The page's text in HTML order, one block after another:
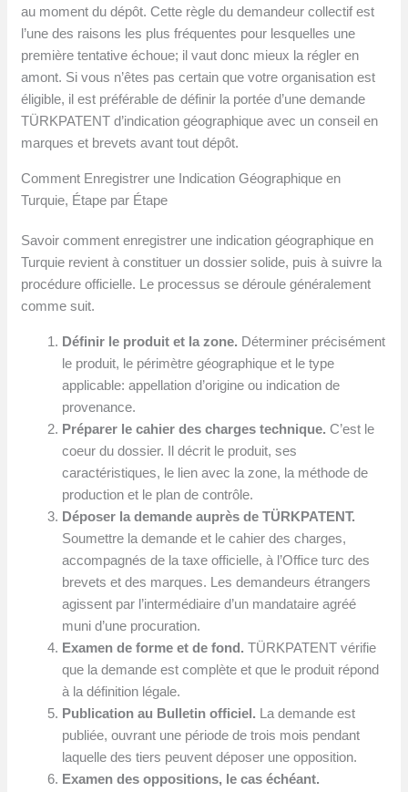
au moment du dépôt. Cette règle du demandeur collectif est
l’une des raisons les plus fréquentes pour lesquelles une
première tentative échoue; il vaut donc mieux la régler en
amont. Si vous n’êtes pas certain que votre organisation est
éligible, il est préférable de définir la portée d’une demande
TÜRKPATENT d’indication géographique avec un conseil en
marques et brevets avant tout dépôt.
Comment Enregistrer une Indication Géographique en
Turquie, Étape par Étape
Savoir comment enregistrer une indication géographique en
Turquie revient à constituer un dossier solide, puis à suivre la
procédure officielle. Le processus se déroule généralement
comme suit.
Définir le produit et la zone. Déterminer précisément
le produit, le périmètre géographique et le type
applicable: appellation d’origine ou indication de
provenance.
Préparer le cahier des charges technique. C’est le
coeur du dossier. Il décrit le produit, ses
caractéristiques, le lien avec la zone, la méthode de
production et le plan de contrôle.
Déposer la demande auprès de TÜRKPATENT.
Soumettre la demande et le cahier des charges,
accompagnés de la taxe officielle, à l’Office turc des
brevets et des marques. Les demandeurs étrangers
agissent par l’intermédiaire d’un mandataire agréé
muni d’une procuration.
Examen de forme et de fond. TÜRKPATENT vérifie
que la demande est complète et que le produit répond
à la définition légale.
Publication au Bulletin officiel. La demande est
publiée, ouvrant une période de trois mois pendant
laquelle des tiers peuvent déposer une opposition.
Examen des oppositions, le cas échéant.